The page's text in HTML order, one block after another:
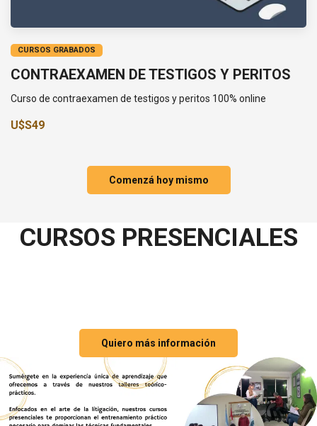
CURSOS GRABADOS
CONTRAEXAMEN DE TESTIGOS Y PERITOS
Curso de contraexamen de testigos y peritos 100% online
U$S49
Comenzá hoy mismo
CURSOS PRESENCIALES
Quiero más información